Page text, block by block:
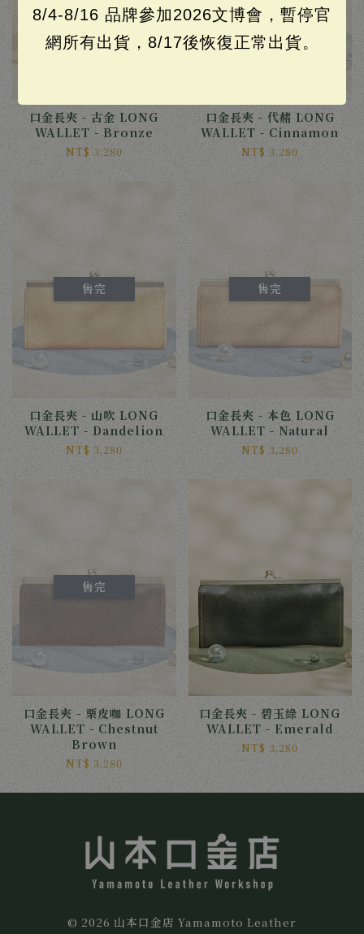
8/4-8/16 品牌參加2026文博會，暫停官
網所有出貨，8/17後恢復正常出貨。
口金長夾 - 古金 LONG
WALLET - Bronze
NT$ 3,280
口金長夾 - 代赭 LONG
WALLET - Cinnamon
NT$ 3,280
售完
口金長夾 - 山吹 LONG
WALLET - Dandelion
NT$ 3,280
售完
口金長夾 - 本色 LONG
WALLET - Natural
NT$ 3,280
售完
口金長夾 - 栗皮咖 LONG
WALLET - Chestnut
Brown
NT$ 3,280
口金長夾 - 碧玉綠 LONG
WALLET - Emerald
NT$ 3,280
© 2026 山本口金店 Yamamoto Leather